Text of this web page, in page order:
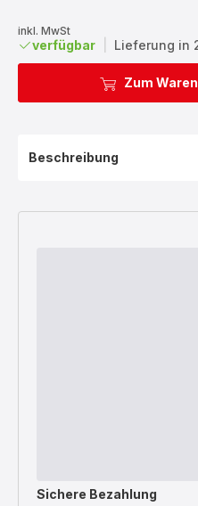
inkl. MwSt
verfügbar Lieferung in
Zum
Beschreibung
Sichere Bezahlung